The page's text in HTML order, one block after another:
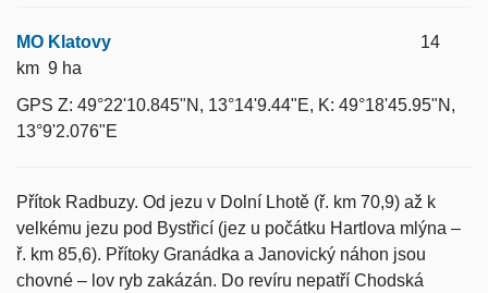
MO Klatovy
14
km 9 ha
GPS Z: 49°22'10.845"N, 13°14'9.44"E, K: 49°18'45.95"N,
13°9'2.076"E
Přítok Radbuzy. Od jezu v Dolní Lhotě (ř. km 70,9) až k
velkému jezu pod Bystřicí (jez u počátku Hartlova mlýna –
ř. km 85,6). Přítoky Granádka a Janovický náhon jsou
chovné – lov ryb zakázán. Do revíru nepatří Chodská